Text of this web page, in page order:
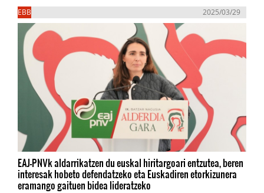
EBB 2025/03/29
EAJ-PNVk aldarrikatzen du euskal hiritargoari entzutea, beren
interesak hobeto defendatzeko eta Euskadiren etorkizunera
eramango gaituen bidea lideratzeko